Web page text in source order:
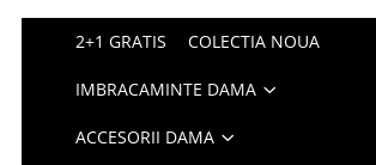
2+1 GRATIS COLECTIA NOUA
IMBRACAMINTE DAMA
ACCESORII DAMA